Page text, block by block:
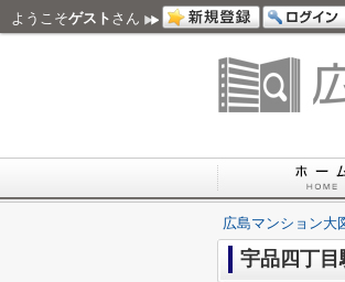
ようこそゲスト さん
広島マンション大
宇品四丁